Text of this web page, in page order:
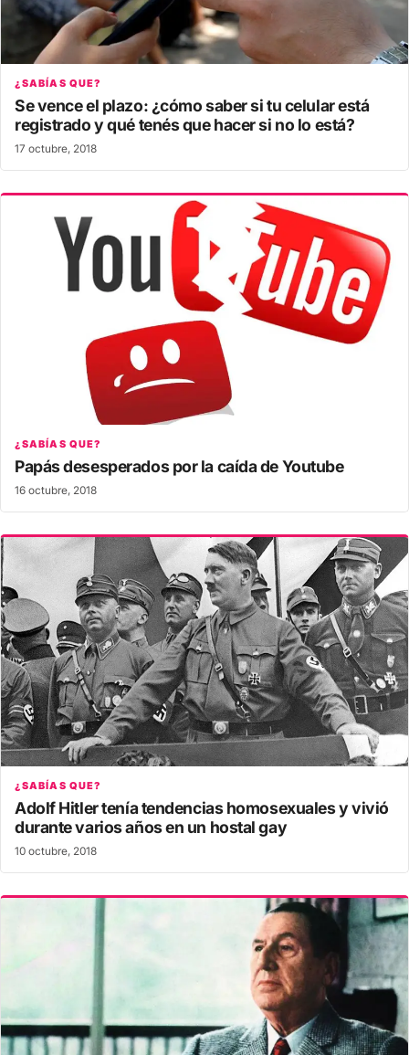
¿SABÍAS QUE?
Se vence el plazo: ¿cómo saber si tu celular está
registrado y qué tenés que hacer si no lo está?
17 octubre, 2018
¿SABÍAS QUE?
Papás desesperados por la caída de Youtube
16 octubre, 2018
¿SABÍAS QUE?
Adolf Hitler tenía tendencias homosexuales y vivió
durante varios años en un hostal gay
10 octubre, 2018